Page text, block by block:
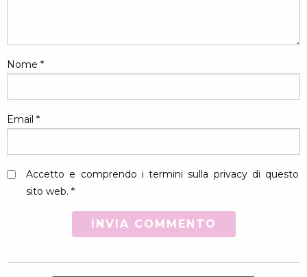
Nome *
Email *
Accetto e comprendo i termini sulla privacy di questo
sito web. *